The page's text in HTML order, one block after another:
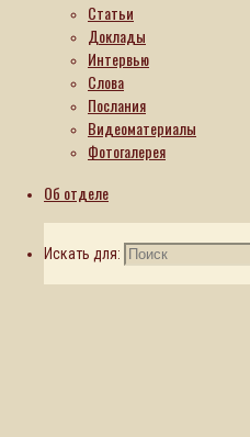
Статьи
Доклады
Интервью
Слова
Послания
Видеоматериалы
Фотогалерея
Об отделе
Искать для: